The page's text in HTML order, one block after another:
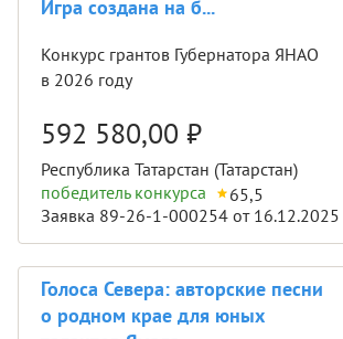
Игра создана на б...
Конкурс грантов Губернатора ЯНАО
в 2026 году
592 580,00 ₽
Республика Татарстан (Татарстан)
победитель конкурса
65,5
Заявка 89-26-1-000254 от 16.12.2025
Голоса Севера: авторские песни
о родном крае для юных